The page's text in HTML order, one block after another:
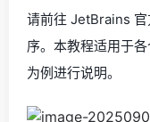
请前往 JetBrains
序。本教程适用于
为例进行说明。